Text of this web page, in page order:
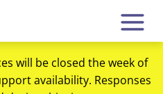
will be closed the week of
availability. Responses